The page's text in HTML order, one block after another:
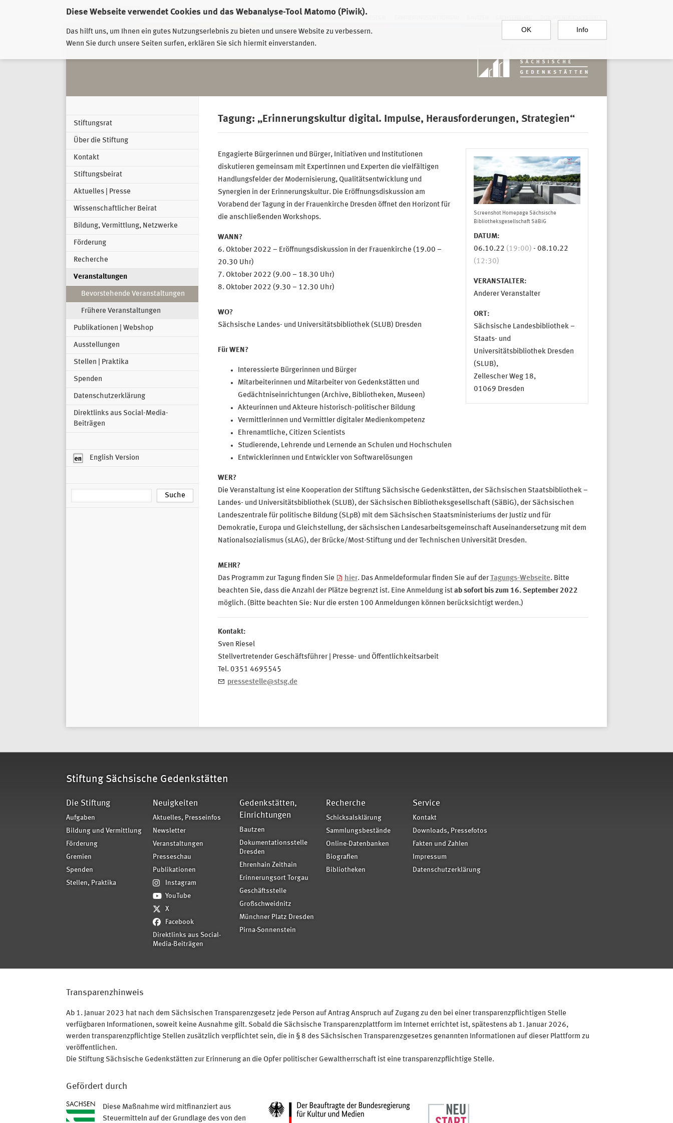
Diese Webseite verwendet Cookies und das Webanalyse-Tool Matomo (Piwik).
Das hilft uns, um Ihnen ein gutes Nutzungserlebnis zu bieten und unsere Website zu verbessern.
Wenn Sie durch unsere Seiten surfen, erklären Sie sich hiermit einverstanden.
OK Info
EHRENHAIN ZEITHAIN MÜNCHNER PLATZ DRESDEN
Stiftungsrat
Über die Stiftung
Kontakt
Stiftungsbeirat
Aktuelles | Presse
Wissenschaftlicher Beirat
Bildung, Vermittlung, Netzwerke
Förderung
Recherche
Veranstaltungen
Bevorstehende Veranstaltungen
Frühere Veranstaltungen
Publikationen | Webshop
Ausstellungen
Stellen | Praktika
Spenden
Datenschutzerklärung
Direktlinks aus Social-Media-
Beiträgen
English Version
Tagung: „Erinnerungskultur digital. Impulse, Herausforderungen, Strategien“
Screenshot Homepage Sächsische
Bibliotheksgesellschaft SäBiG
DATUM:
06.10.22 (19:00) - 08.10.22
(12:30)
VERANSTALTER:
Anderer Veranstalter
ORT:
Sächsische Landesbibliothek –
Staats- und
Universitätsbibliothek Dresden
(SLUB),
Zellescher Weg 18,
01069 Dresden
Engagierte Bürgerinnen und Bürger, Initiativen und Institutionen
diskutieren gemeinsam mit Expertinnen und Experten die vielfältigen
Handlungsfelder der Modernisierung, Qualitätsentwicklung und
Synergien in der Erinnerungskultur. Die Eröffnungsdiskussion am
Vorabend der Tagung in der Frauenkirche Dresden öffnet den Horizont für
die anschließenden Workshops.
WANN?
6. Oktober 2022 – Eröffnungsdiskussion in der Frauenkirche (19.00 –
20.30 Uhr)
7. Oktober 2022 (9.00 – 18.30 Uhr)
8. Oktober 2022 (9.30 – 12.30 Uhr)
WO?
Sächsische Landes- und Universitätsbibliothek (SLUB) Dresden
Für WEN?
Interessierte Bürgerinnen und Bürger
Mitarbeiterinnen und Mitarbeiter von Gedenkstätten und
Gedächtniseinrichtungen (Archive, Bibliotheken, Museen)
Akteurinnen und Akteure historisch-politischer Bildung
Vermittlerinnen und Vermittler digitaler Medienkompetenz
Ehrenamtliche, Citizen Scientists
Studierende, Lehrende und Lernende an Schulen und Hochschulen
Entwicklerinnen und Entwickler von Softwarelösungen
WER?
Die Veranstaltung ist eine Kooperation der Stiftung Sächsische Gedenkstätten, der Sächsischen Staatsbibliothek –
Landes- und Universitätsbibliothek (SLUB), der Sächsischen Bibliotheksgesellschaft (SäBiG), der Sächsischen
Landeszentrale für politische Bildung (SLpB) mit dem Sächsischen Staatsministeriums der Justiz und für
Demokratie, Europa und Gleichstellung, der sächsischen Landesarbeitsgemeinschaft Auseinandersetzung mit dem
Nationalsozialismus (sLAG), der Brücke/Most-Stiftung und der Technischen Universität Dresden.
MEHR?
Das Programm zur Tagung finden Sie
hier. Das Anmeldeformular finden Sie auf der Tagungs-Webseite. Bitte
beachten Sie, dass die Anzahl der Plätze begrenzt ist. Eine Anmeldung ist ab sofort bis zum 16. September 2022
möglich. (Bitte beachten Sie: Nur die ersten 100 Anmeldungen können berücksichtigt werden.)
Kontakt:
Sven Riesel
Stellvertretender Geschäftsführer | Presse- und Öffentlichkeitsarbeit
Tel. 0351 4695545
pressestelle@stsg.de
Stiftung Sächsische Gedenkstätten
Die Stiftung
Aufgaben
Bildung und Vermittlung
Förderung
Gremien
Spenden
Stellen, Praktika
Neuigkeiten
Aktuelles, Presseinfos
Newsletter
Veranstaltungen
Presseschau
Publikationen
Instagram
YouTube
X
Facebook
Direktlinks aus Social-
Media-Beiträgen
Gedenkstätten,
Einrichtungen
Bautzen
Dokumentationsstelle
Dresden
Ehrenhain Zeithain
Erinnerungsort Torgau
Geschäftsstelle
Großschweidnitz
Münchner Platz Dresden
Pirna-Sonnenstein
Recherche
Schicksalsklärung
Sammlungsbestände
Online-Datenbanken
Biografien
Bibliotheken
Service
Kontakt
Downloads, Pressefotos
Fakten und Zahlen
Impressum
Datenschutzerklärung
Transparenzhinweis
Ab 1. Januar 2023 hat nach dem Sächsischen Transparenzgesetz jede Person auf Antrag Anspruch auf Zugang zu den bei einer transparenzpflichtigen Stelle
verfügbaren Informationen, soweit keine Ausnahme gilt. Sobald die Sächsische Transparenzplattform im Internet errichtet ist, spätestens ab 1. Januar 2026,
werden transparenzpflichtige Stellen zusätzlich verpflichtet sein, die in § 8 des Sächsischen Transparenzgesetzes genannten Informationen auf dieser Plattform zu
veröffentlichen.
Die Stiftung Sächsische Gedenkstätten zur Erinnerung an die Opfer politischer Gewaltherrschaft ist eine transparenzpflichtige Stelle.
Gefördert durch
Diese Maßnahme wird mitfinanziert aus
Steuermitteln auf der Grundlage des von den